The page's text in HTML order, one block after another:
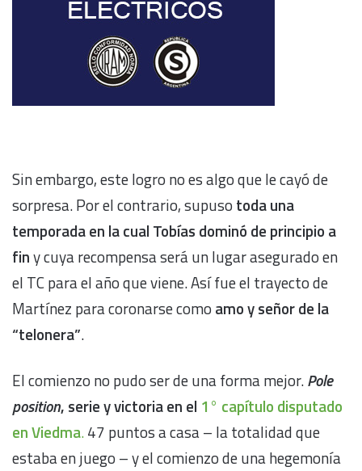
Sin embargo, este logro no es algo que le cayó de
sorpresa. Por el contrario, supuso toda una
temporada en la cual Tobías dominó de principio a
finy cuya recompensa será un lugar asegurado en
el TC para el año que viene. Así fue el trayecto de
Martínez para coronarse como amo y señor de la
“telonera”.
El comienzo no pudo ser de una forma mejor.Pole
position, serie y victoria en el 1° capítulo disputado
en Viedma.47 puntos a casa – la totalidad que
estaba en juego – y el comienzo de una hegemonía